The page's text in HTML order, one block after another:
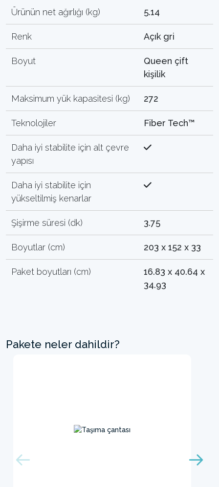
Ürünün net ağırlığı (kg) 5.14
Renk Açık gri
Boyut
Queen çift
kişilik
Maksimum yük kapasitesi (kg) 272
Teknolojiler Fiber Tech™
Daha iyi stabilite için alt çevre
yapısı
Daha iyi stabilite için
yükseltilmiş kenarlar
Şişirme süresi (dk) 3.75
Boyutlar (cm) 203 x 152 x 33
Paket boyutları (cm)
16.83 x 40.64 x
34.93
Pakete neler dahildir?